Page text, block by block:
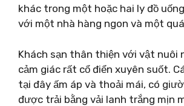
khác trong một hoặc hai ly đồ
với một nhà hàng ngon và một
Khách sạn thân thiện với vật nuôi
cảm giác rất cổ điển xuyên suốt.
tại đây ấm áp và thoải mái, có
được trải bằng vải lanh trắng mịn